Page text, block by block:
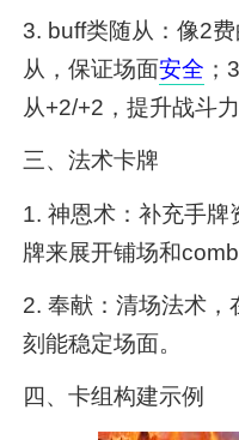
3. buff类随从：像2
从，保证场面安全
从+2/+2，提升战斗力
三、法术卡牌
1. 神恩术：补充手
牌来展开铺场和
2. 奉献：清场法术
刻能稳定场面。
四、卡组构建示例